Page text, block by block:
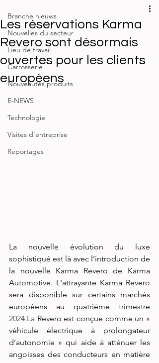
Branche nieuws
Nouvelles du secteur
Lieu de travail
Carrosserie
Nouveautés produits
E-NEWS
Technologie
Visites d'entreprise
Reportages
Les réservations Karma
Revero sont désormais
ouvertes pour les clients
européens
La nouvelle évolution du luxe
sophistiqué est là avec l’introduction de
la nouvelle Karma Revero de Karma
Automotive. L'attrayante Karma Revero
sera disponible sur certains marchés
2024.La Revero est conçue comme un «
véhicule électrique à prolongateur
d’autonomie » qui aide à atténuer les
angoisses des conducteurs en matière